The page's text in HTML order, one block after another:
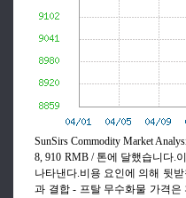
SunSirs Commodity Market
8, 910 RMB / 톤에 달했습니다.
나타낸다.비용 요인에 의해 뒷
과 결합 - 프탈 무수화물 가격